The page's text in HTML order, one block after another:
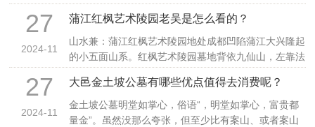
27
2024-11
蒲江红枫艺术陵园老吴是怎么看的？
山水兼：蒲江红枫艺术陵园地处成都凹陷蒲江大兴隆起
的小五面山系。红枫艺术陵园墓地背依九仙山，左靠法
27
2024-11
大邑金土坡公墓有哪些优点值得去消费呢？
金土坡公墓明堂如掌心，俗语“，明堂如掌心，富贵都
量金”。虽然没那么夸张，但至少比有案山、或者案山